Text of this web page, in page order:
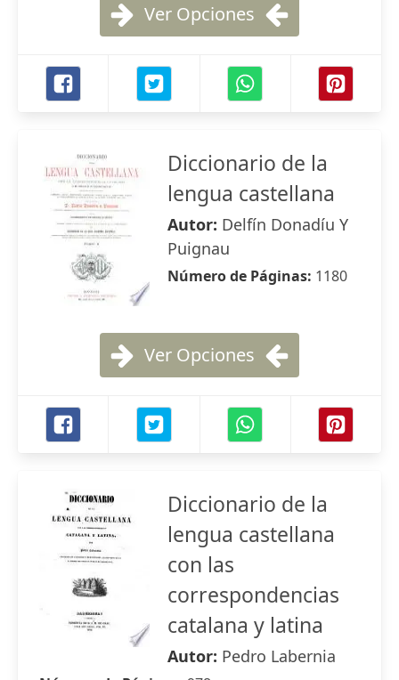
Ver Opciones
Diccionario de la
lengua castellana
Autor: Delfín Donadíu Y
Puignau
Número de Páginas: 1180
Ver Opciones
Diccionario de la
lengua castellana
con las
correspondencias
catalana y latina
Autor: Pedro Labernia